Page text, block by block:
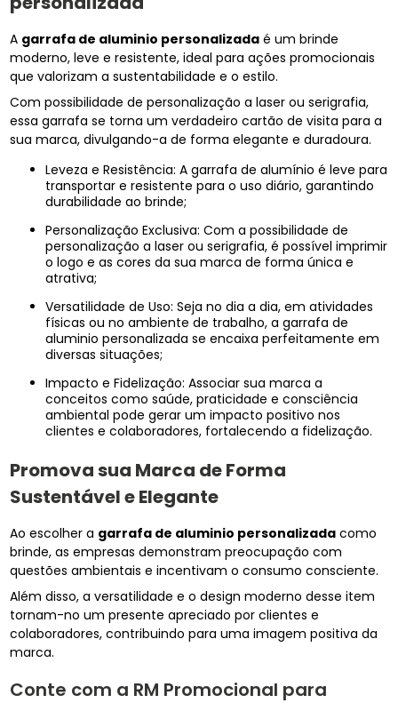
A garrafa de aluminio personalizada é um brinde
moderno, leve e resistente, ideal para ações promocionais
que valorizam a sustentabilidade e o estilo.
Com possibilidade de personalização a laser ou serigrafia,
essa garrafa se torna um verdadeiro cartão de visita para a
sua marca, divulgando-a de forma elegante e duradoura.
Leveza e Resistência: A garrafa de alumínio é leve para
transportar e resistente para o uso diário, garantindo
durabilidade ao brinde;
Personalização Exclusiva: Com a possibilidade de
personalização a laser ou serigrafia, é possível imprimir
o logo e as cores da sua marca de forma única e
atrativa;
Versatilidade de Uso: Seja no dia a dia, em atividades
físicas ou no ambiente de trabalho, a garrafa de
aluminio personalizada se encaixa perfeitamente em
diversas situações;
Impacto e Fidelização: Associar sua marca a
conceitos como saúde, praticidade e consciência
ambiental pode gerar um impacto positivo nos
clientes e colaboradores, fortalecendo a fidelização.
Promova sua Marca de Forma
Sustentável e Elegante
Ao escolher a garrafa de aluminio personalizada como
brinde, as empresas demonstram preocupação com
questões ambientais e incentivam o consumo consciente.
Além disso, a versatilidade e o design moderno desse item
tornam-no um presente apreciado por clientes e
colaboradores, contribuindo para uma imagem positiva da
marca.
Conte com a RM Promocional para